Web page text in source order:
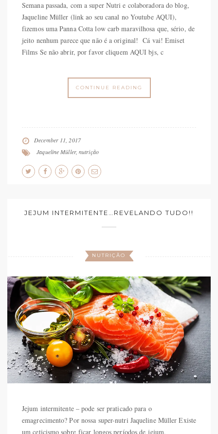
Semana passada, com a super Nutri e colaboradora do blog,
Jaqueline Müller (link ao seu canal no Youtube AQUI),
fizemos uma Panna Cotta low carb maravilhosa que, sério, de
jeito nenhum parece que não é a original! Cá vai! Emiset
Films Se não abrir, por favor cliquem AQUI bjs, c
CONTINUE READING
December 11, 2017
Jaqueline Müller,nutrição
JEJUM INTERMITENTE…REVELANDO TUDO!!
NUTRIÇÃO
Jejum intermitente – pode ser praticado para o
emagrecimento? Por nossa super-nutri Jaqueline Müller Existe
um ceticismo sobre ficar longos períodos de jejum,